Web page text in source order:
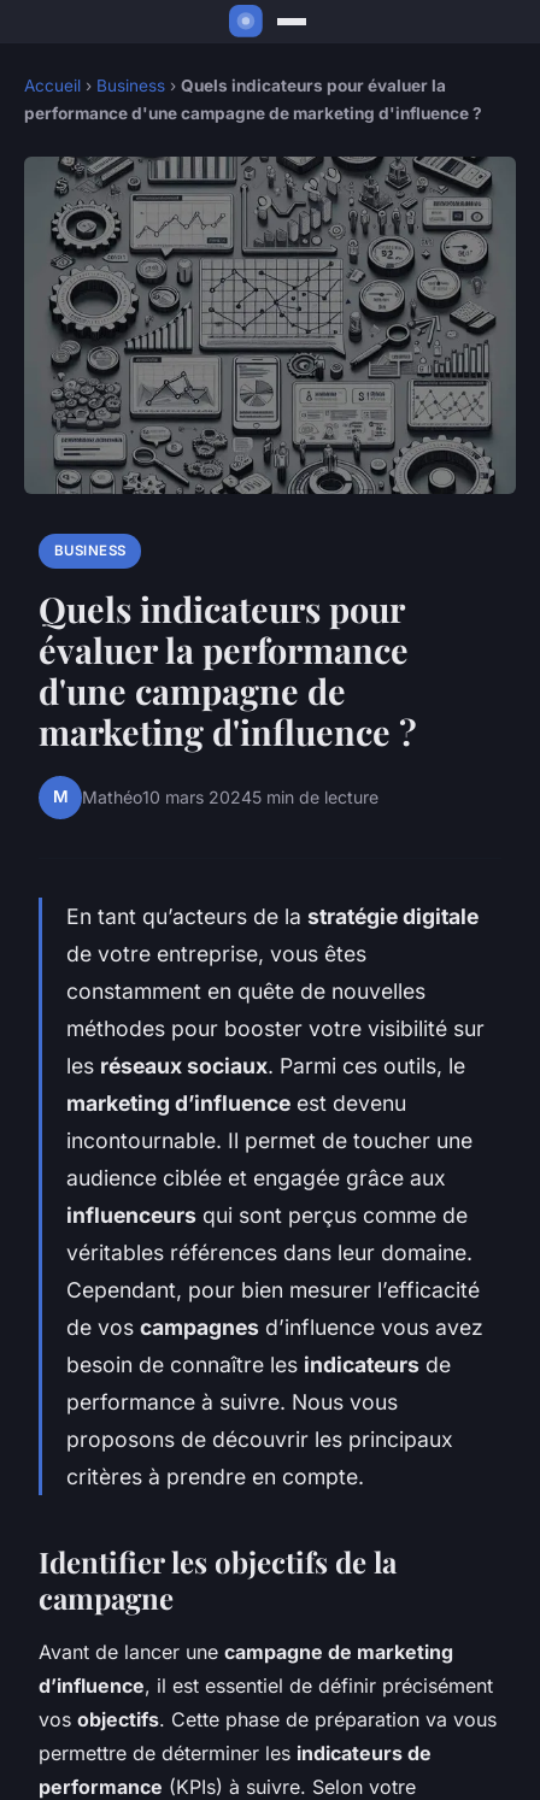
Accueil › Business › Quels indicateurs pour évaluer la
performance d'une campagne de marketing d'influence ?
BUSINESS
Quels indicateurs pour
évaluer la performance
d'une campagne de
marketing d'influence ?
M Mathéo10 mars 20245 min de lecture
En tant qu’acteurs de la stratégie digitale
de votre entreprise, vous êtes
constamment en quête de nouvelles
méthodes pour booster votre visibilité sur
les réseaux sociaux. Parmi ces outils, le
marketing d’influence est devenu
incontournable. Il permet de toucher une
audience ciblée et engagée grâce aux
influenceurs qui sont perçus comme de
véritables références dans leur domaine.
Cependant, pour bien mesurer l’efficacité
de vos campagnes d’influence vous avez
besoin de connaître les indicateurs de
performance à suivre. Nous vous
proposons de découvrir les principaux
critères à prendre en compte.
Identifier les objectifs de la
campagne
Avant de lancer une campagne de marketing
d’influence, il est essentiel de définir précisément
vos objectifs. Cette phase de préparation va vous
permettre de déterminer les indicateurs de
performance (KPIs) à suivre. Selon votre